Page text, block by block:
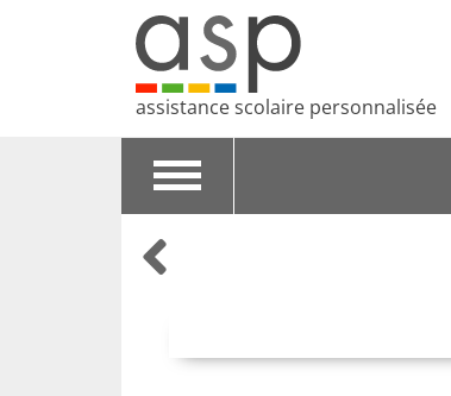
assistance scolaire personnalisée
Toggle